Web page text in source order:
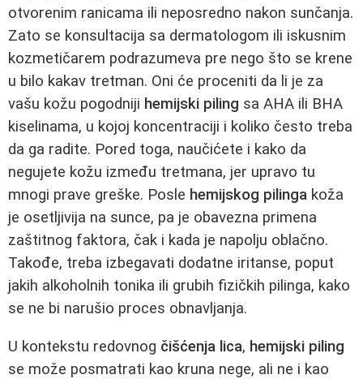
otvorenim ranicama ili neposredno nakon sunčanja.
Zato se konsultacija sa dermatologom ili iskusnim
kozmetičarem podrazumeva pre nego što se krene
u bilo kakav tretman. Oni će proceniti da li je za
vašu kožu pogodniji hemijski piling sa AHA ili BHA
kiselinama, u kojoj koncentraciji i koliko često treba
da ga radite. Pored toga, naučićete i kako da
negujete kožu između tretmana, jer upravo tu
mnogi prave greške. Posle hemijskog pilinga koža
je osetljivija na sunce, pa je obavezna primena
zaštitnog faktora, čak i kada je napolju oblačno.
Takođe, treba izbegavati dodatne iritanse, poput
jakih alkoholnih tonika ili grubih fizičkih pilinga, kako
se ne bi narušio proces obnavljanja.
U kontekstu redovnog čišćenja lica, hemijski piling
se može posmatrati kao kruna nege, ali ne i kao